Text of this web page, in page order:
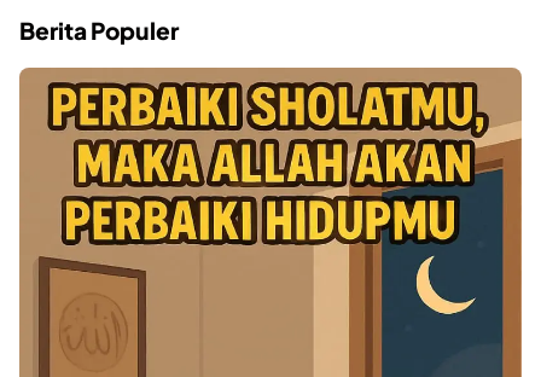
Berita Populer